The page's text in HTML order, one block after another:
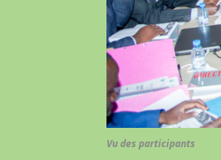
Vu des participants